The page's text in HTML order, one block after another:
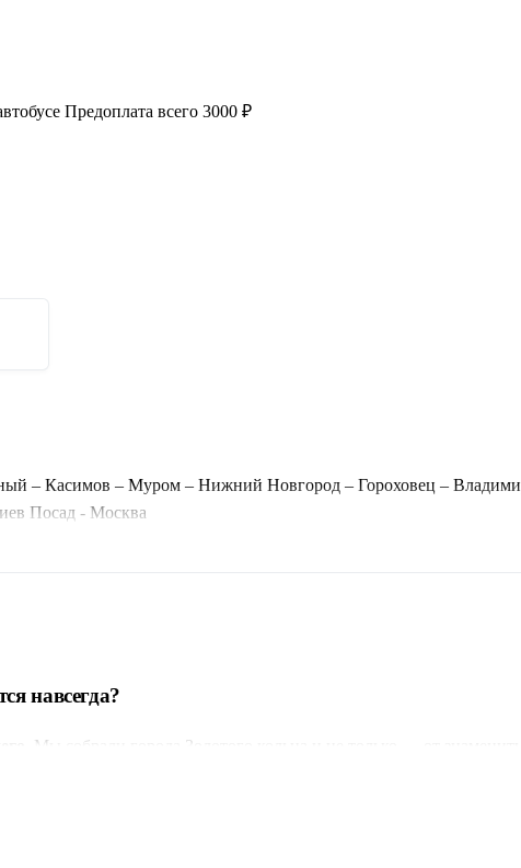
заглянете в деревянную избу, где пахнет свежими пряниками,
по Волге, а после — долгие вечера в уютных гостиницах под
Предоплата всего 3000 ₽
– Касимов – Муром – Нижний Новгород – Гороховец –
Посад - Москва
навсегда?
Мы собрали города Золотого кольца и не только — от
Левитан возвращался сюда снова и снова. Вы увидите Волгу